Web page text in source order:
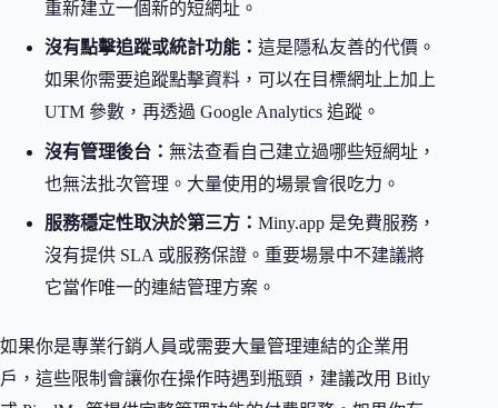
重新建立一個新的短網址。
沒有點擊追蹤或統計功能： 這是隱私友善的代價。
如果你需要追蹤點擊資料，可以在目標網址上加上
UTM 參數，再透過 Google Analytics 追蹤。
沒有管理後台： 無法查看自己建立過哪些短網址，
也無法批次管理。大量使用的場景會很吃力。
服務穩定性取決於第三方： Miny.app 是免費服務，
沒有提供 SLA 或服務保證。重要場景中不建議將
它當作唯一的連結管理方案。
如果你是專業行銷人員或需要大量管理連結的企業用
戶，這些限制會讓你在操作時遇到瓶頸，建議改用 Bitly